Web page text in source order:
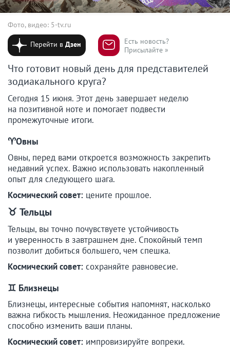
Фото, видео: 5-tv.ru
Перейти вДзен
Есть новость?
Присылайте »
Что готовит новый день для представителей
зодиакального круга?
Сегодня 15 июня. Этот день завершает неделю
на позитивной ноте и помогает подвести
промежуточные итоги.
♈️Овны
Овны, перед вами откроется возможность закрепить
недавний успех. Важно использовать накопленный
опыт для следующего шага.
Космический совет: цените прошлое.
♉ Тельцы
Тельцы, вы точно почувствуете устойчивость
и уверенность в завтрашнем дне. Спокойный темп
позволит добиться большего, чем спешка.
Космический совет: сохраняйте равновесие.
♊ Близнецы
Близнецы, интересные события напомнят, насколько
важна гибкость мышления. Неожиданное предложение
способно изменить ваши планы.
Космический совет: импровизируйте вопреки.